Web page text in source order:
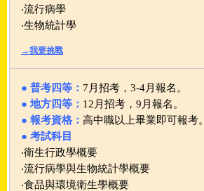
‧流行病學
‧生物統計學
→我要挑戰
● 普考四等： 7月招考，3-4月報名。
● 地方四等： 12月招考，9月報名。
● 報考資格： 高中職以上畢業即可報考。
● 考試科目
‧衛生行政學概要
‧流行病學與生物統計學概要
‧食品與環境衛生學概要